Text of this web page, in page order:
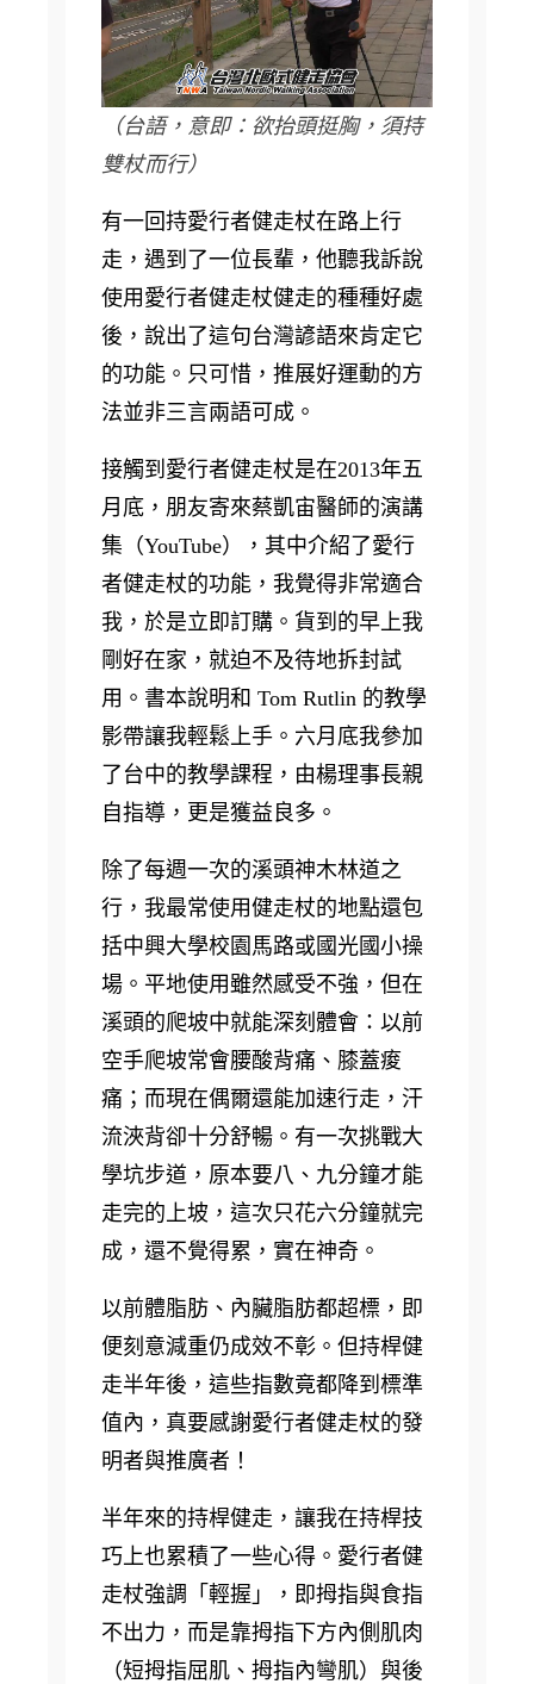
（台語，意即：欲抬頭挺胸，須持
雙杖而行）
有一回持愛行者健走杖在路上行
走，遇到了一位長輩，他聽我訴說
使用愛行者健走杖健走的種種好處
後，說出了這句台灣諺語來肯定它
的功能。只可惜，推展好運動的方
法並非三言兩語可成。
接觸到愛行者健走杖是在2013年五
月底，朋友寄來蔡凱宙醫師的演講
集（YouTube），其中介紹了愛行
者健走杖的功能，我覺得非常適合
我，於是立即訂購。貨到的早上我
剛好在家，就迫不及待地拆封試
用。書本說明和 Tom Rutlin 的教學
影帶讓我輕鬆上手。六月底我參加
了台中的教學課程，由楊理事長親
自指導，更是獲益良多。
除了每週一次的溪頭神木林道之
行，我最常使用健走杖的地點還包
括中興大學校園馬路或國光國小操
場。平地使用雖然感受不強，但在
溪頭的爬坡中就能深刻體會：以前
空手爬坡常會腰酸背痛、膝蓋痠
痛；而現在偶爾還能加速行走，汗
流浹背卻十分舒暢。有一次挑戰大
學坑步道，原本要八、九分鐘才能
走完的上坡，這次只花六分鐘就完
成，還不覺得累，實在神奇。
以前體脂肪、內臟脂肪都超標，即
便刻意減重仍成效不彰。但持桿健
走半年後，這些指數竟都降到標準
值內，真要感謝愛行者健走杖的發
明者與推廣者！
半年來的持桿健走，讓我在持桿技
巧上也累積了一些心得。愛行者健
走杖強調「輕握」，即拇指與食指
不出力，而是靠拇指下方內側肌肉
（短拇指屈肌、拇指內彎肌）與後